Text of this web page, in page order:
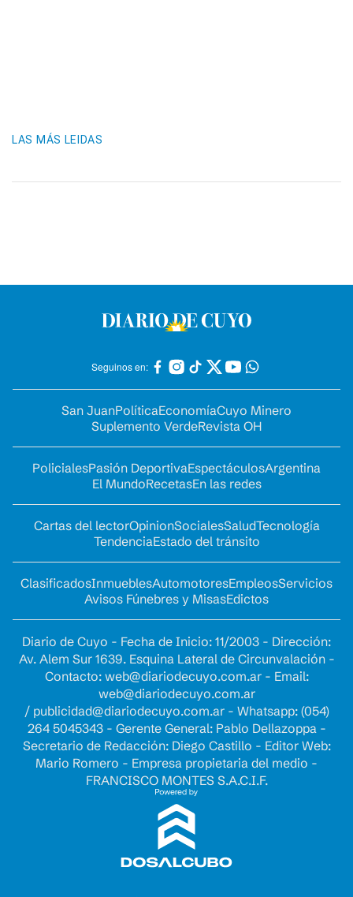
LAS MÁS LEIDAS
Seguinos en:
San JuanPolíticaEconomíaCuyo Minero
Suplemento VerdeRevista OH
PolicialesPasión DeportivaEspectáculosArgentina
El MundoRecetasEn las redes
Cartas del lectorOpinionSocialesSaludTecnología
TendenciaEstado del tránsito
ClasificadosInmueblesAutomotoresEmpleosServicios
Avisos Fúnebres y MisasEdictos
Diario de Cuyo - Fecha de Inicio: 11/2003 - Dirección:
Av. Alem Sur 1639. Esquina Lateral de Circunvalación -
Contacto: web@diariodecuyo.com.ar- Email:
web@diariodecuyo.com.ar
/ publicidad@diariodecuyo.com.ar- Whatsapp: (054)
264 5045343 - Gerente General: Pablo Dellazoppa -
Secretario de Redacción: Diego Castillo - Editor Web:
Mario Romero - Empresa propietaria del medio -
FRANCISCO MONTES S.A.C.I.F.